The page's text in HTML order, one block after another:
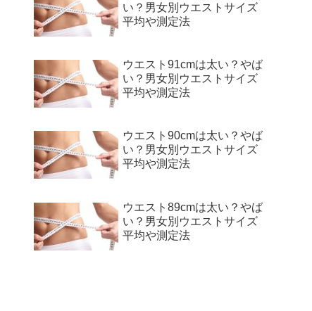
い？男女別ウエストサイズ
平均や測定法
ウエスト91cmは太い？やば
い？男女別ウエストサイズ
平均や測定法
ウエスト90cmは太い？やば
い？男女別ウエストサイズ
平均や測定法
ウエスト89cmは太い？やば
い？男女別ウエストサイズ
平均や測定法